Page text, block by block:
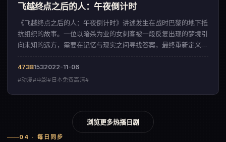
飞越终点之后的人：午夜倒计时
《飞越终点之后的人：午夜倒计时》讲述发生在战时巴黎的地下抵
抗组织的故事。一位以暗杀为业的女刺客被一段反复出现的梦境引
向未知的远方，需要在记忆与现实之间寻找答案，最终重新定义了
来自中国大陆的动漫佳作。
47381532022-11-06
#动漫#电影#日本免费高清#
浏览更多热播日剧
04 · 每日同步